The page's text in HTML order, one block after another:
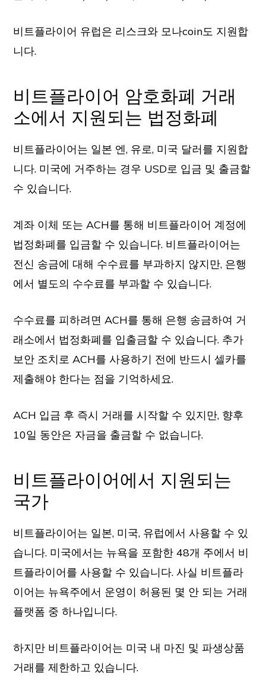
비트플라이어 유럽은 리스크와 모나coin도 지원합
니다.
비트플라이어 암호화폐 거래
소에서 지원되는 법정화폐
비트플라이어는 일본 엔, 유로, 미국 달러를 지원합
니다. 미국에 거주하는 경우 USD로 입금 및 출금할
수 있습니다.
계좌 이체 또는 ACH를 통해 비트플라이어 계정에
법정화폐를 입금할 수 있습니다. 비트플라이어는
전신 송금에 대해 수수료를 부과하지 않지만, 은행
에서 별도의 수수료를 부과할 수 있습니다.
수수료를 피하려면 ACH를 통해 은행 송금하여 거
래소에서 법정화폐를 입출금할 수 있습니다. 추가
보안 조치로 ACH를 사용하기 전에 반드시 셀카를
제출해야 한다는 점을 기억하세요.
ACH 입금 후 즉시 거래를 시작할 수 있지만, 향후
10일 동안은 자금을 출금할 수 없습니다.
비트플라이어에서 지원되는
국가
비트플라이어는 일본, 미국, 유럽에서 사용할 수 있
습니다. 미국에서는 뉴욕을 포함한 48개 주에서 비
트플라이어를 사용할 수 있습니다. 사실 비트플라
이어는 뉴욕주에서 운영이 허용된 몇 안 되는 거래
플랫폼 중 하나입니다.
하지만 비트플라이어는 미국 내 마진 및 파생상품
거래를 제한하고 있습니다.